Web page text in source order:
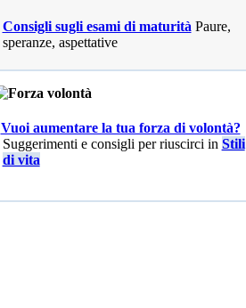
Consigli sugli esami di maturità Paure,
speranze, aspettative
Vuoi aumentare la tua forza di volontà?
Suggerimenti e consigli per riuscirci in Stili
di vita